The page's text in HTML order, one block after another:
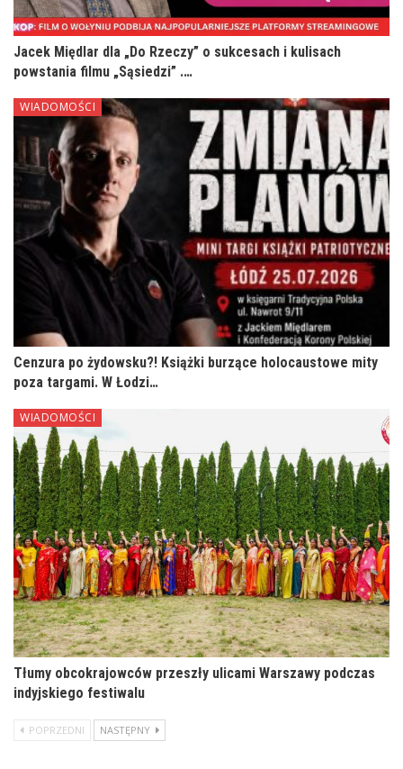
Jacek Międlar dla „Do Rzeczy” o sukcesach i kulisach
powstania filmu „Sąsiedzi” .…
WIADOMOŚCI
Cenzura po żydowsku?! Książki burzące holocaustowe mity
poza targami. W Łodzi…
WIADOMOŚCI
Tłumy obcokrajowców przeszły ulicami Warszawy podczas
indyjskiego festiwalu
POPRZEDNI NASTĘPNY